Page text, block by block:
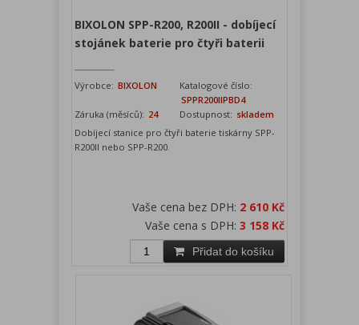
BIXOLON SPP-R200, R200II - dobíjecí
stojánek baterie pro čtyři baterii
Výrobce: BIXOLON
Katalogové číslo:
SPPR200IIPBD4
Záruka (měsíců): 24 Dostupnost: skladem
Dobíjecí stanice pro čtyři baterie tiskárny SPP-
R200II nebo SPP-R200.
Vaše cena bez DPH: 2 610 Kč
Vaše cena s DPH: 3 158 Kč
Přidat do košíku